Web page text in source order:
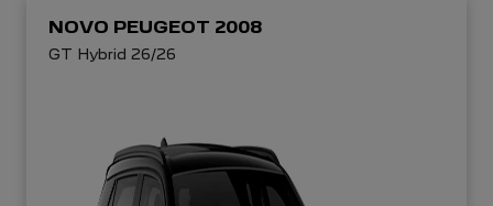
NOVO PEUGEOT 2008
GT Hybrid 26/26